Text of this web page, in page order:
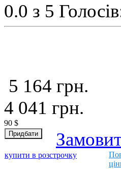
0.0 з 5
5 164 грн.
4 041 грн.
90 $
купити в розстрочку